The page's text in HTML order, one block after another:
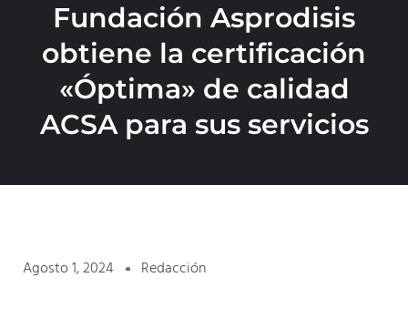
Fundación Asprodisis
obtiene la certificación
«Óptima» de calidad
ACSA para sus servicios
Agosto 1, 2024 Redacción